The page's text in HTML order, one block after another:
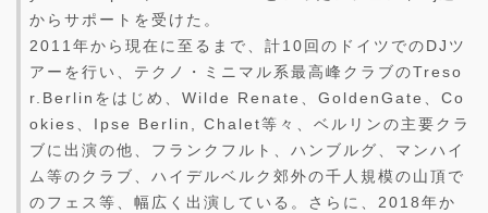
からサポートを受けた。
2011年から現在に至るまで、計10回のドイツでのDJツ
アーを行い、テクノ・ミニマル系最高峰クラブのTreso
r.Berlinをはじめ、Wilde Renate、GoldenGate、Co
okies、Ipse Berlin, Chalet等々、ベルリンの主要クラ
ブに出演の他、フランクフルト、ハンブルグ、マンハイ
ム等のクラブ、ハイデルベルク郊外の千人規模の山頂で
のフェス等、幅広く出演している。さらに、2018年か